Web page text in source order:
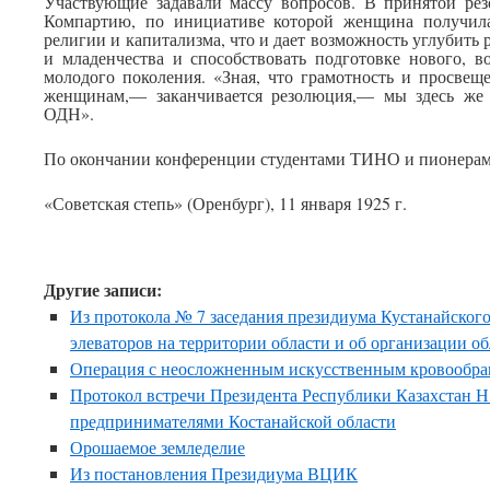
Компартию, по инициативе которой женщина
религии и капитализма, что и дает возможность углубить
и младенчества и способствовать подготовке нового,
молодого поколения. «Зная, что грамотность и
женщинам,— заканчивается резолюция,— мы здесь же
ОДН».
По окончании конференции студентами ТИНО и
«Советская степь» (Оренбург), 11 января 1925 г.
Другие записи:
Из протокола № 7 заседания президиума
элеваторов на территории области и об организации
Операция с неосложненным искусственным
Протокол встречи Президента Республики Казахстан
предпринимателями Костанайской области
Орошаемое земледелие
Из постановления Президиума ВЦИК